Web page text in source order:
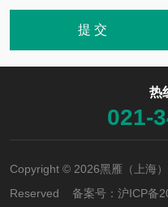
热
021-
Copyright © 2026黑雁（上海
Reserved 备案号： 沪ICP备